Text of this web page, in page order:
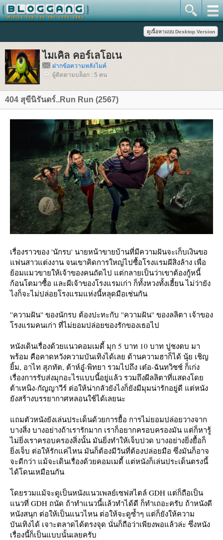
ไมเคิล คอร์เลโอเน
ฝากข้อความหลังไมค์
ผู้ติดตามบล็อก : 5 คน
404 สุขีนิรันดร์..Run Run (2567)
เรื่องราวของ 'นักรบ' นายหน้าขายบ้านที่มีความฝันจะเก็บเงินขอ
ฟนสาวแต่งงาน จนเขาคิดการใหญ่ไปซื้อโรงแรมผีสิงล้าง เพื่อ
้อมแมวขายให้เจ้าของคนถัดไป แต่กลายเป็นว่าเขาต้องกู้หนี้
ก้อนโตมาซื้อ และผีเจ้าของโรงแรมเก่า ก็ทั้งหวงทั้งเฮี้ยน ไม่ว่ายัง
ไงก็จะไม่ปล่อยโรงแรมแห่งนี้หลุดมือเช่นกัน
''ความฝัน'' ของนักรบ ต้องปะทะกับ ''ความฝัน'' ของลลิตา เจ้าของ
รงแรมคนเก่า ที่ไม่ยอมปล่อยของรักของเธอไป
หนังเดินเรื่องด้วยแนวคอมเมดี้ มุก 5 บาท 10 บาท ปูชงตบ มา
พร้อม คือคาดหวังความบันเทิงได้เลย ด้านความฮาก็ได้ นุ้ย เชิญ
ิ้ม, อาไท สุภทัต, ต้าห์อู๋-พิทยา รวมไปถึง เต๋อ-ฉันทวิชช์ ก็เก่ง
เรื่องการรับส่งมุกอะไรแบบนี้อยู่แล้ว รวมถึงผีลลิตาที่แสดงโด
ต้าเหนิง-กัญญาวีร์ ต่อให้น่ากลัวยังไงก็ยังมีมุมน่ารักอยู่ดี แต่หนัง
ังสร้างบรรยากาศหลอนใช้ได้เลยนะ
ถมตัวหนังยังเล่นประเด็นด้วยการยื้อ การไม่ยอมปล่อยวางจาก
บางสิ่ง บางอย่างถ้าเรารักมาก เราก็อยากครอบครองมัน แต่ก็หารู้
ไม่ยิ่งเราครอบครองสิ่งนั้น มันยิ่งทำให้เจ็บปวด บางอย่างยิ่งยื้อก็
ิ่งเจ็บ ต่อให้รักแค่ไหน มันก็ต้องมีวันที่ต้องปล่อยมือ ซึ่งมันก็อาจ
จะดีกว่า แม้จะเดินเรื่องด้วยคอมเมดี้ แต่หนังก็เล่นประเด็นตรงนี้
ได้โดนเหมือนกัน
ดยรวมแม้จะดูเป็นหนังแนวเพลย์เซฟสไตล์ GDH แต่ก็ถือเป็น
นวที่ GDH ถนัด ถ้าทำแนวนี้เเล้วทำได้ดี ก็ทำเถอะครับ ถ้าหนังดี
หนังสนุก ต่อให้เป็นแนวไหน ต่อให้จะดูซ้ำๆ แต่ก็ยังให้ความ
บันเทิงได้ เจาะตลาดได้ตรงจุด นั่นก็ถือว่าเพียงพอแล้วล่ะ ซึ่งหนัง
เรื่องนี้ก็เป็นแบบนั้นเลยครับ